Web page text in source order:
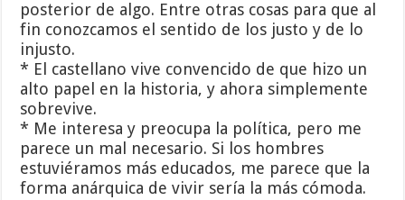
posterior de algo. Entre otras cosas para que al
fin conozcamos el sentido de los justo y de lo
injusto.
* El castellano vive convencido de que hizo un
alto papel en la historia, y ahora simplemente
sobrevive.
* Me interesa y preocupa la política, pero me
parece un mal necesario. Si los hombres
estuviéramos más educados, me parece que la
forma anárquica de vivir sería la más cómoda.